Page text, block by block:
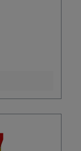
die
hinaus
Honig-Senf
Honey